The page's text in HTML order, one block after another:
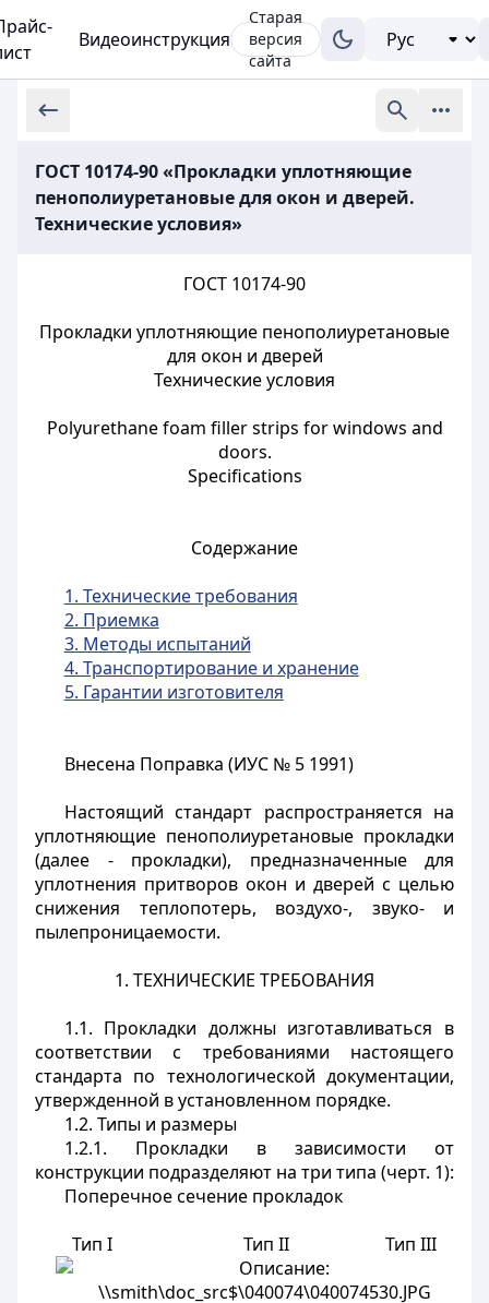
Видеоинструкция
Старая
версия
сайта
ГОСТ 10174-90 «Прокладки уплотняющие
пенополиуретановые для окон и дверей.
Технические условия»
ГОСТ 10174-90
Прокладки уплотняющие пенополиуретановые
для окон и дверей
Технические условия
Polyurethane foam filler strips for windows and
doors.
Specifications
Содержание
1. Технические требования
2. Приемка
3. Методы испытаний
4. Транспортирование и хранение
5. Гарантии изготовителя
Внесена Поправка (ИУС № 5 1991)
Настоящий стандарт распространяется на
уплотняющие пенополиуретановые прокладки
(далее - прокладки), предназначенные для
уплотнения притворов окон и дверей с целью
снижения теплопотерь, воздухо-, звуко- и
пылепроницаемости.
1. ТЕХНИЧЕСКИЕ ТРЕБОВАНИЯ
1.1. Прокладки должны изготавливаться в
соответствии с требованиями настоящего
стандарта по технологической документации,
утвержденной в установленном порядке.
1.2. Типы и размеры
1.2.1. Прокладки в зависимости от
конструкции подразделяют на три типа (черт. 1):
Поперечное сечение прокладок
Тип I Тип II Тип III